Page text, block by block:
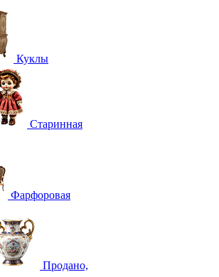
Куклы
Старинная
Фарфоровая
Продано,